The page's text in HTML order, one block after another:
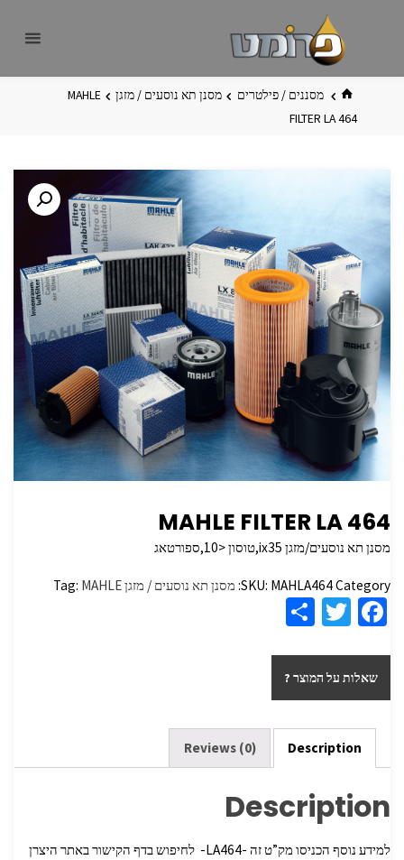
בית מסננים / פילטרים מסנן תא נוסעים / מזגן
MAHLE
FILTER LA 464
MAHLE FILTER LA 464
מסנן תא נוסעים/מזגן ix35,טוסון <10,ספורטאג
SKU: MAHLA464Category: מסנן תא נוסעים / מזגן Tag: MAHLE
Fa
b
o
o
k
T
tt
er
ar
e
שאלות על המוצר ?
Description
Reviews (0)
Description
למידע נוסף הכניסו מק”ט זה -LA464- לחיפוש בדף הקישור באתר היצרן